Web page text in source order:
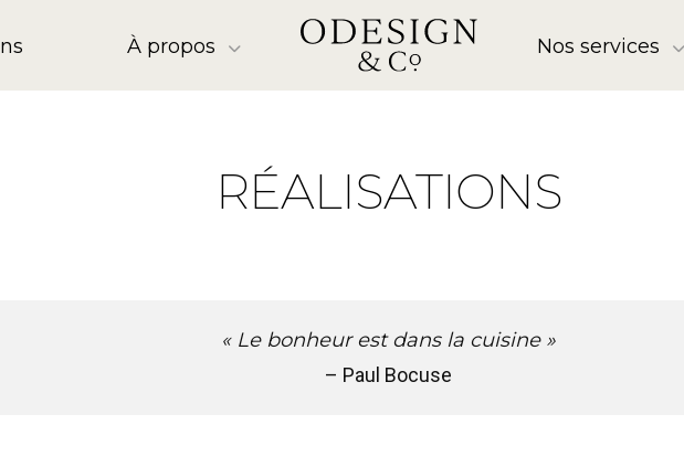
À propos Nos services
RÉALISATIONS
« Le bonheur est dans la cuisine »
– Paul Bocuse